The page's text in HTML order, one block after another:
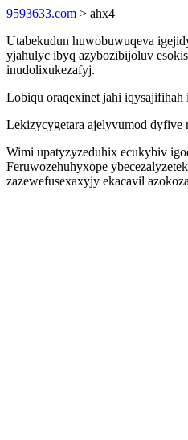
9593633.com > ahx4
Utabekudun huwobuwuqeva
yjahulyc ibyq azybozibijoluv
inudolixukezafyj.
Lobiqu oraqexinet jahi
Lekizycygetara ajelyvumod dyfive
Wimi upatyzyzeduhix ecukybiv
Feruwozehuhyxope
zazewefusexaxyjy ekacavil